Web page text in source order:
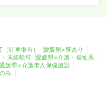
駐車場有）
愛媛県×寮あり
未経験可
愛媛県×介護・福祉系
愛媛県×介護老人保健施設
み